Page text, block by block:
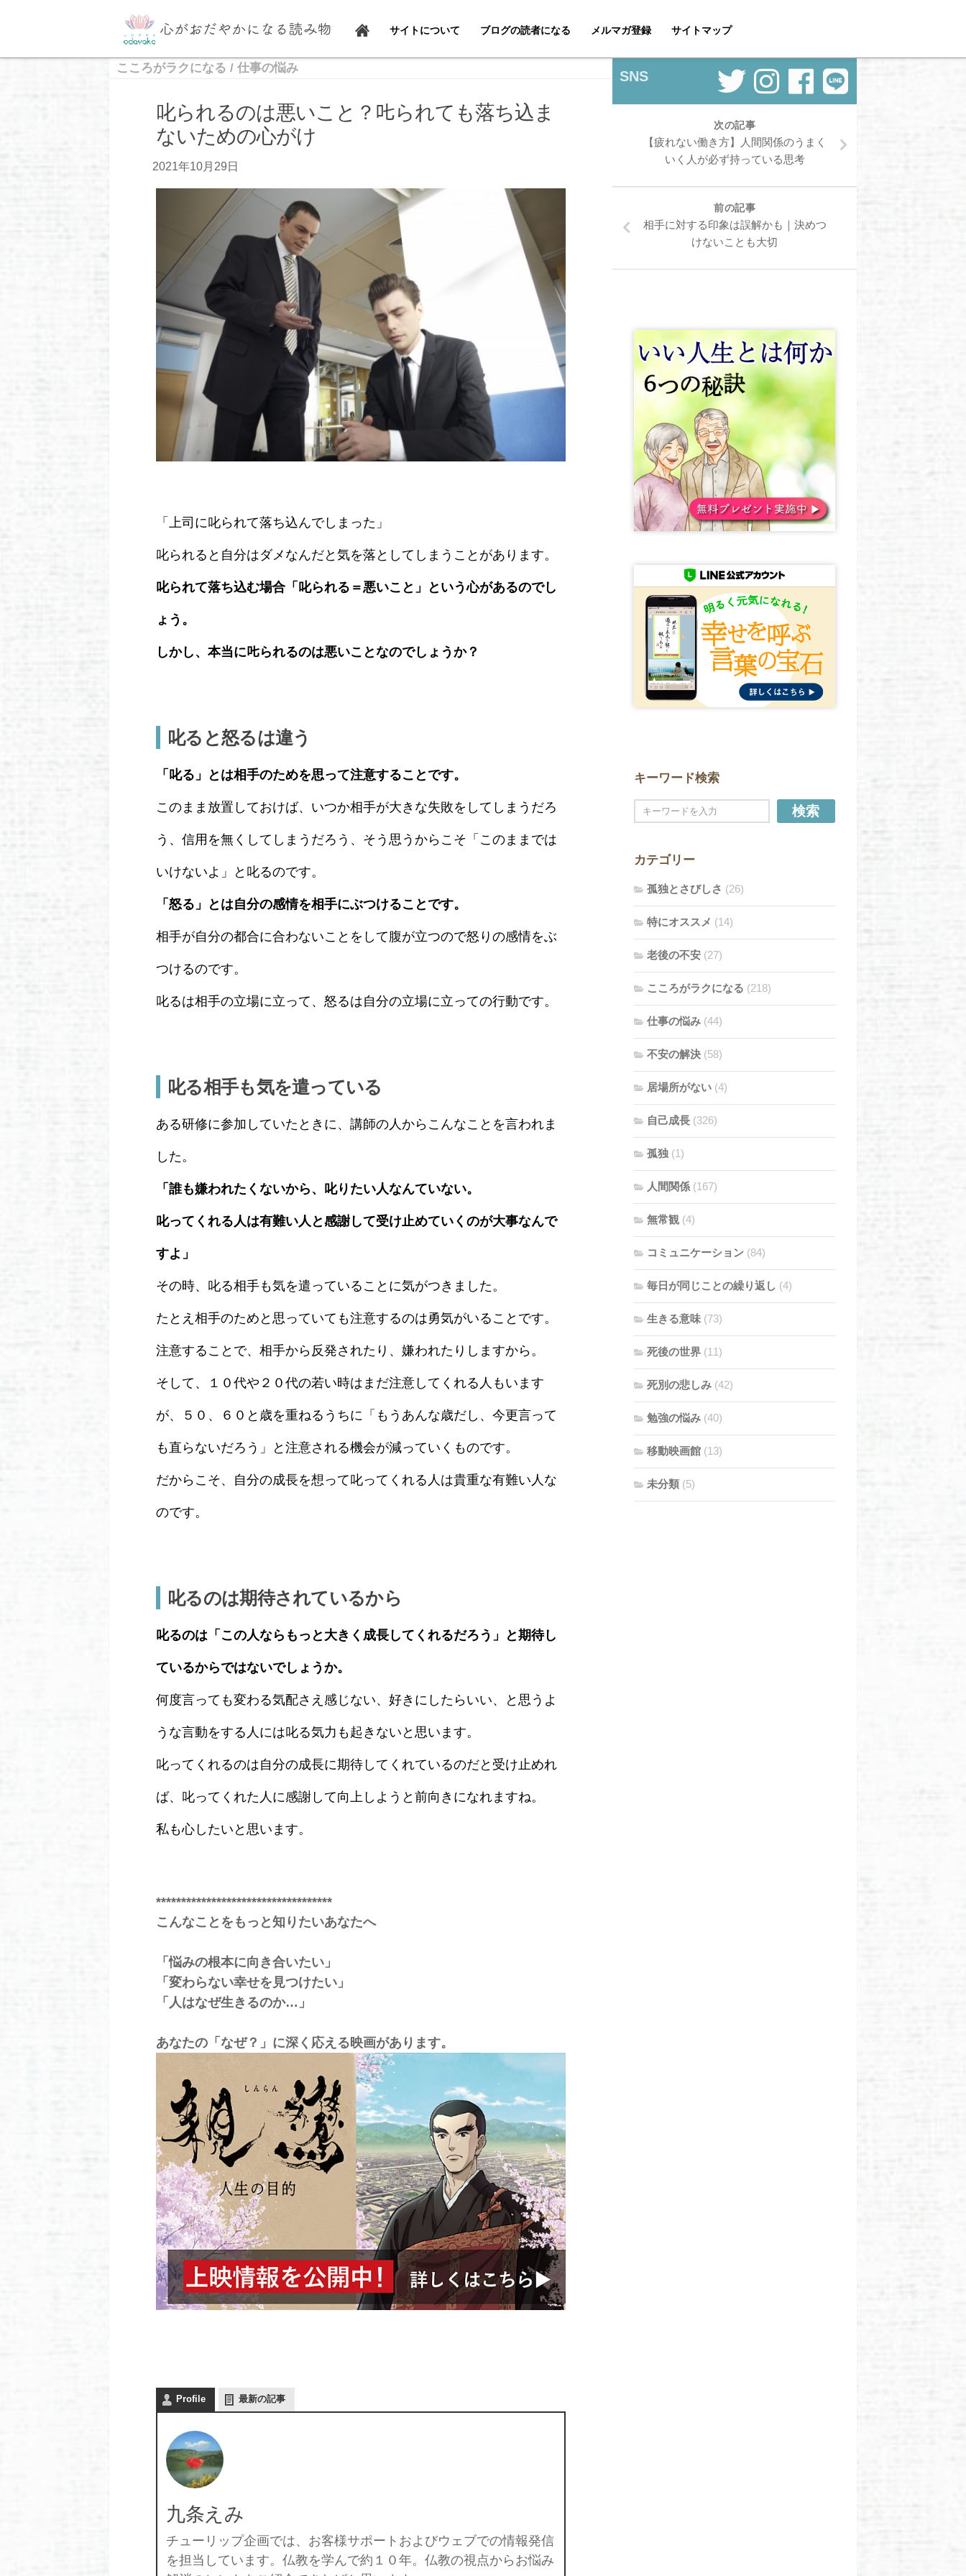
サイトについて ブログの読者になる メルマガ登録 サイトマップ
こころがラクになる / 仕事の悩み
叱られるのは悪いこと？𠮟られても落ち込ま
ないための心がけ
2021年10月29日
「上司に叱られて落ち込んでしまった」
叱られると自分はダメなんだと気を落としてしまうことがあります。
叱られて落ち込む場合「叱られる＝悪いこと」という心があるのでし
ょう。
しかし、本当に𠮟られるのは悪いことなのでしょうか？
叱ると怒るは違う
「叱る」とは相手のためを思って注意することです。
このまま放置しておけば、いつか相手が大きな失敗をしてしまうだろ
う、信用を無くしてしまうだろう、そう思うからこそ「このままでは
いけないよ」と叱るのです。
「怒る」とは自分の感情を相手にぶつけることです。
相手が自分の都合に合わないことをして腹が立つので怒りの感情をぶ
つけるのです。
叱るは相手の立場に立って、怒るは自分の立場に立っての行動です。
叱る相手も気を遣っている
ある研修に参加していたときに、講師の人からこんなことを言われま
した。
「誰も嫌われたくないから、叱りたい人なんていない。
叱ってくれる人は有難い人と感謝して受け止めていくのが大事なんで
すよ」
その時、叱る相手も気を遣っていることに気がつきました。
たとえ相手のためと思っていても注意するのは勇気がいることです。
注意することで、相手から反発されたり、嫌われたりしますから。
そして、１０代や２０代の若い時はまだ注意してくれる人もいます
が、５０、６０と歳を重ねるうちに「もうあんな歳だし、今更言って
も直らないだろう」と注意される機会が減っていくものです。
だからこそ、自分の成長を想って叱ってくれる人は貴重な有難い人な
のです。
叱るのは期待されているから
叱るのは「この人ならもっと大きく成長してくれるだろう」と期待し
ているからではないでしょうか。
何度言っても変わる気配さえ感じない、好きにしたらいい、と思うよ
うな言動をする人には叱る気力も起きないと思います。
叱ってくれるのは自分の成長に期待してくれているのだと受け止めれ
ば、叱ってくれた人に感謝して向上しようと前向きになれますね。
私も心したいと思います。
***********************************
こんなことをもっと知りたいあなたへ
「悩みの根本に向き合いたい」
「変わらない幸せを見つけたい」
「人はなぜ生きるのか…」
あなたの「なぜ？」に深く応える映画があります。
Profile 最新の記事
九条えみ
チューリップ企画では、お客様サポートおよびウェブでの情報発信
を担当しています。仏教を学んで約１０年。仏教の視点からお悩み
SNS
次の記事
【疲れない働き方】人間関係のうまく
いく人が必ず持っている思考
前の記事
相手に対する印象は誤解かも｜決めつ
けないことも大切
キーワード検索
検索
カテゴリー
孤独とさびしさ (26)
特にオススメ (14)
老後の不安 (27)
こころがラクになる (218)
仕事の悩み (44)
不安の解決 (58)
居場所がない (4)
自己成長 (326)
孤独 (1)
人間関係 (167)
無常観 (4)
コミュニケーション (84)
毎日が同じことの繰り返し (4)
生きる意味 (73)
死後の世界 (11)
死別の悲しみ (42)
勉強の悩み (40)
移動映画館 (13)
未分類 (5)